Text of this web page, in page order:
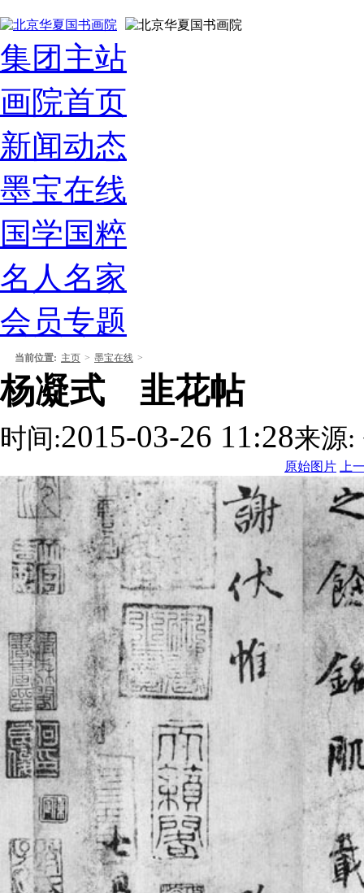
集团主站
画院首页
新闻动态
墨宝在线
国学国粹
名人名家
会员专题
当前位置: 主页 > 墨宝在线 >
杨凝式 韭花帖
时间:2015-03-26 11:28来源:
原始图片 上